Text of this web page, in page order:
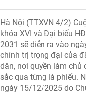
Hà Nội (TTXVN 4/2)
khóa XVI và Đại biểu
2031 sẽ diễn ra vào
chính trị trọng đại của
dân, nơi quyền làm chủ
sắc qua từng lá phiếu.
ngày 15/12/2025 do